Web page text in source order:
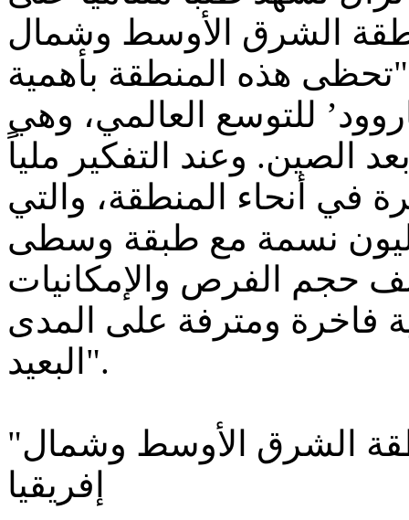
الشرق الأوسط وشمال
هذه المنطقة بأهمية
للتوسع العالمي، وهي
الصين. وعند التفكير ملياً
الـ 35 المنتشرة في أنحاء المنطقة، والتي
نسمة مع طبقة وسطى
حجم الفرص والإمكانيات
فاخرة ومترفة على المدى
البعيد".
"ستاروود" ترسخ مكانتها في منطقة الشرق الأوسط وشمال
إفريقيا